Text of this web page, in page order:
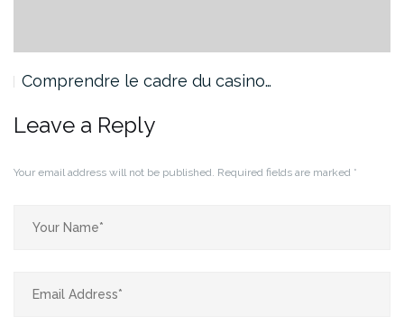
Comprendre le cadre du casino…
Leave a Reply
Your email address will not be published. Required fields are marked *